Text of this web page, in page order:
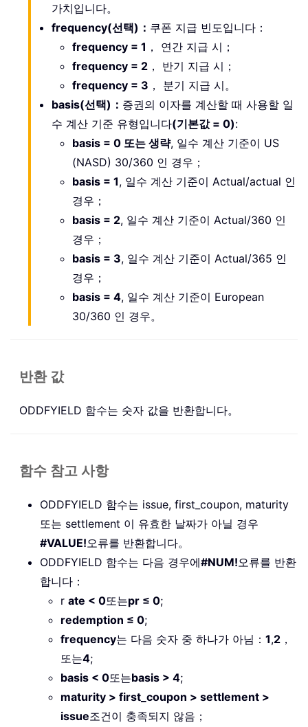
가치입니다。
frequency(선택)： 쿠폰 지급 빈도입니다：
frequency = 1 ， 연간 지급 시；
frequency = 2 ， 반기 지급 시；
frequency = 3 ， 분기 지급 시。
basis(선택)： 증권의 이자를 계산할 때 사용할 일
수 계산 기준 유형입니다(기본값 = 0):
basis = 0 또는 생략, 일수 계산 기준이 US
(NASD) 30/360 인 경우；
basis = 1, 일수 계산 기준이 Actual/actual 인
경우；
basis = 2, 일수 계산 기준이 Actual/360 인
경우；
basis = 3, 일수 계산 기준이 Actual/365 인
경우；
basis = 4, 일수 계산 기준이 European
30/360 인 경우。
반환 값
ODDFYIELD 함수는 숫자 값을 반환합니다。
함수 참고 사항
ODDFYIELD 함수는 issue, first_coupon, maturity
또는 settlement 이 유효한 날짜가 아닐 경우
#VALUE!오류를 반환합니다。
ODDFYIELD 함수는 다음 경우에#NUM!오류를 반환
합니다：
r ate < 0또는pr ≤ 0;
redemption ≤ 0;
frequency는 다음 숫자 중 하나가 아님： 1,2 ，
또는4;
basis < 0또는basis > 4;
maturity > first_coupon > settlement >
issue조건이 충족되지 않음；